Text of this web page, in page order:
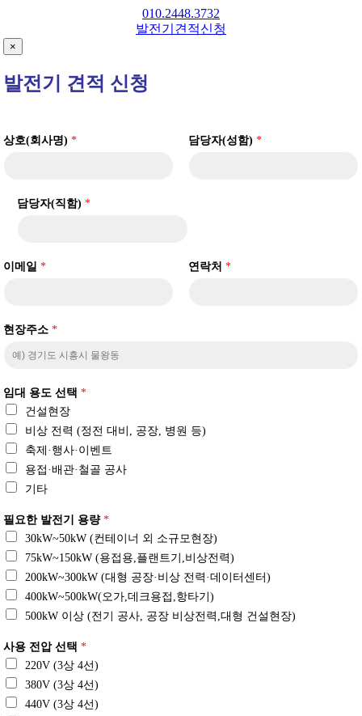
content
010.2448.3732
발전기견적신청
×
발전기 견적 신청
상호(회사명) * 담당자(성함) *
담당자(직함)*
이메일 * 연락처 *
현장주소 *
임대 용도 선택 *
건설현장
비상 전력 (정전 대비, 공장, 병원 등)
축제·행사·이벤트
용접·배관·철골 공사
기타
필요한 발전기 용량 *
30kW~50kW (컨테이너 외 소규모현장)
75kW~150kW (용접용,플랜트기,비상전력)
200kW~300kW (대형 공장·비상 전력·데이터센터)
400kW~500kW(오가,데크용접,항타기)
500kW 이상 (전기 공사, 공장 비상전력,대형 건설현장)
사용 전압 선택 *
220V (3상 4선)
380V (3상 4선)
440V (3상 4선)